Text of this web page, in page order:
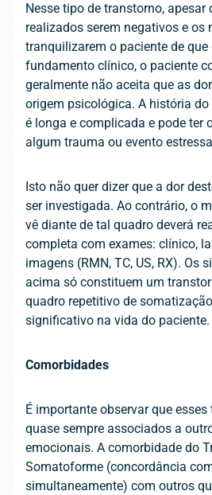
Nesse tipo de transtorno, apesar
realizados serem negativos e os
tranquilizarem o paciente de
fundamento clínico, o paciente
geralmente não aceita que as
origem psicológica. A história
é longa e complicada e pode ter
algum trauma ou evento
Isto não quer dizer que a dor
ser investigada. Ao contrário, o
vê diante de tal quadro deverá
completa com exames: clínico,
imagens (RMN, TC, US, RX). Os
acima só constituem um
quadro repetitivo de
significativo na vida do paciente.
Comorbidades
É importante observar que
quase sempre associados a
emocionais. A comorbidade do
Somatoforme (concordância
simultaneamente) com outros